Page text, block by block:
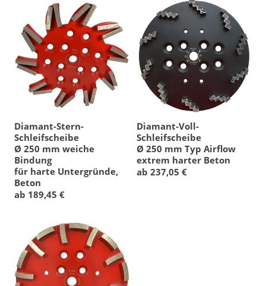
Diamant-Stern-
Schleifscheibe
Ø 250 mm weiche
Bindung
für harte Untergründe,
Beton
ab 189,45 €
Diamant-Voll-
Schleifscheibe
Ø 250 mm Typ Airflow
extrem harter Beton
ab 237,05 €